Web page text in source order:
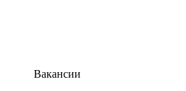
Вакансии